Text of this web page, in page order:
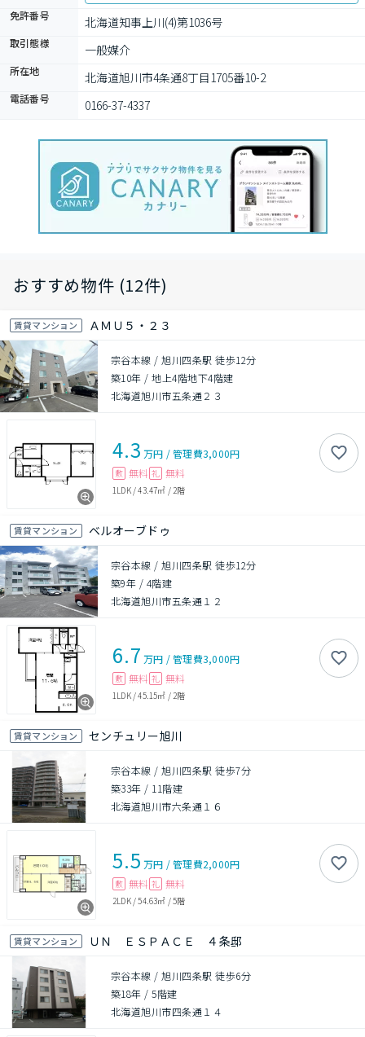
免許番号
北海道知事上川(4)第1036号
取引態様 一般媒介
所在地 北海道旭川市4条通8丁目1705番10-2
電話番号 0166-37-4337
おすすめ物件 (12件)
賃貸マンション ＡＭＵ５・２３
宗谷本線 / 旭川四条駅 徒歩12分
築10年 /地上4階地下4階建
北海道旭川市五条通２３
4.3 万円 /管理費3,000円
敷 無料 礼 無料
1LDK/43.47㎡ / 2階
賃貸マンション ベルオーブドゥ
宗谷本線 / 旭川四条駅 徒歩12分
築9年 / 4階建
北海道旭川市五条通１２
6.7 万円 /管理費3,000円
敷 無料 礼 無料
1LDK/45.15㎡ / 2階
賃貸マンション センチュリー旭川
宗谷本線 / 旭川四条駅 徒歩7分
築33年 / 11階建
北海道旭川市六条通１６
5.5 万円 /管理費2,000円
敷 無料 礼 無料
2LDK/54.63㎡ /5階
賃貸マンション ＵＮ ＥＳＰＡＣＥ ４条邸
宗谷本線 / 旭川四条駅 徒歩6分
築18年 /5階建
北海道旭川市四条通１４